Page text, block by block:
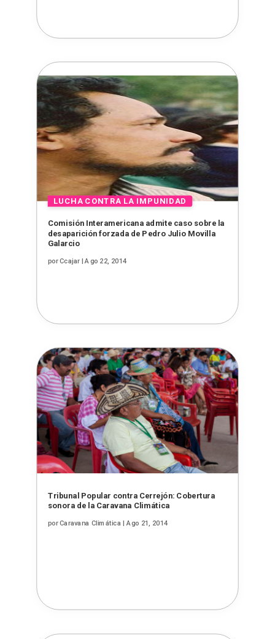
Comisión Interamericana admite caso sobre la
desaparición forzada de Pedro Julio Movilla
Galarcio
porCcajar|Ago 22, 2014
Tribunal Popular contra Cerrejón: Cobertura
sonora de la Caravana Climática
porCaravana Climática | Ago 21, 2014